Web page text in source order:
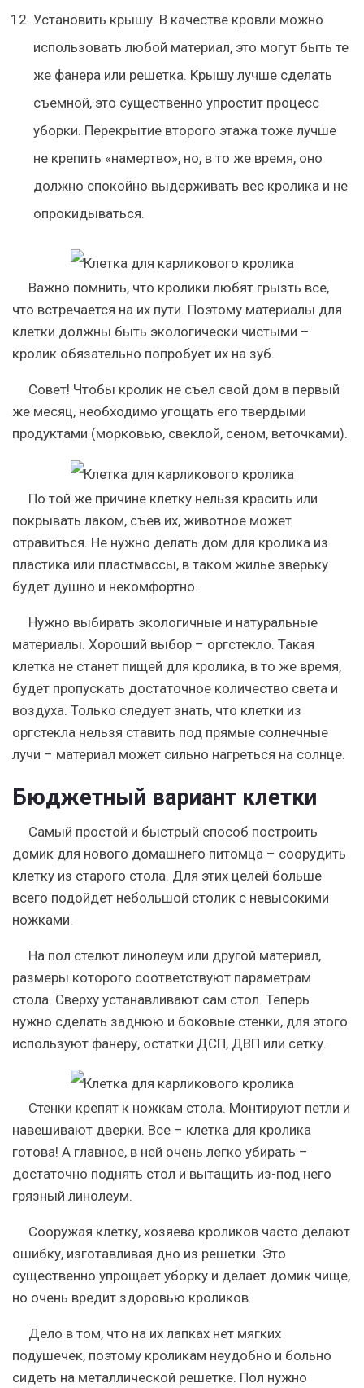
Установить крышу. В качестве кровли можно
использовать любой материал, это могут быть те
же фанера или решетка. Крышу лучше сделать
съемной, это существенно упростит процесс
уборки. Перекрытие второго этажа тоже лучше
не крепить «намертво», но, в то же время, оно
должно спокойно выдерживать вес кролика и не
опрокидываться.
Важно помнить, что кролики любят грызть все,
что встречается на их пути. Поэтому материалы для
клетки должны быть экологически чистыми –
кролик обязательно попробует их на зуб.
Совет! Чтобы кролик не съел свой дом в первый
же месяц, необходимо угощать его твердыми
продуктами (морковью, свеклой, сеном, веточками).
По той же причине клетку нельзя красить или
покрывать лаком, съев их, животное может
отравиться. Не нужно делать дом для кролика из
пластика или пластмассы, в таком жилье зверьку
будет душно и некомфортно.
Нужно выбирать экологичные и натуральные
материалы. Хороший выбор – оргстекло. Такая
клетка не станет пищей для кролика, в то же время,
будет пропускать достаточное количество света и
воздуха. Только следует знать, что клетки из
оргстекла нельзя ставить под прямые солнечные
лучи – материал может сильно нагреться на солнце.
Бюджетный вариант клетки
Самый простой и быстрый способ построить
домик для нового домашнего питомца – соорудить
клетку из старого стола. Для этих целей больше
всего подойдет небольшой столик с невысокими
ножками.
На пол стелют линолеум или другой материал,
размеры которого соответствуют параметрам
стола. Сверху устанавливают сам стол. Теперь
нужно сделать заднюю и боковые стенки, для этого
используют фанеру, остатки ДСП, ДВП или сетку.
Стенки крепят к ножкам стола. Монтируют петли и
навешивают дверки. Все – клетка для кролика
готова! А главное, в ней очень легко убирать –
достаточно поднять стол и вытащить из-под него
грязный линолеум.
Сооружая клетку, хозяева кроликов часто делают
ошибку, изготавливая дно из решетки. Это
существенно упрощает уборку и делает домик чище,
но очень вредит здоровью кроликов.
Дело в том, что на их лапках нет мягких
подушечек, поэтому кроликам неудобно и больно
сидеть на металлической решетке. Пол нужно